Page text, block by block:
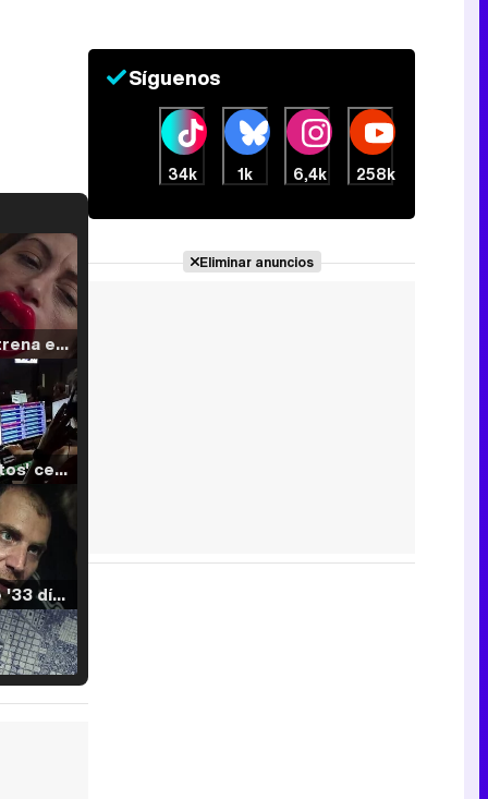
Filmin estrena el tráiler de 'Millennial Mal', su nueva comedia universitaria de la mano de Lorena Iglesias
'120 Minutos' celebra sus 2.000 programas en Telemadrid con un vídeo del día a día en la redacción
Tráiler de '33 días', la nueva serie de Atresplayer con Julián Villagrán y José Manuel Poga
Síguenos
34k 1k 6,4k 258k
Eliminar anuncios